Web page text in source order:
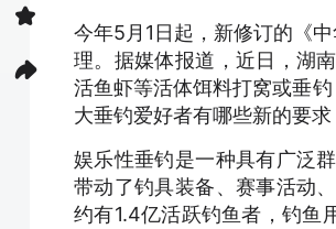
今年5月1日起，新修订的《
理。据媒体报道，近日，湖
活鱼虾等活体饵料打窝或垂
大垂钓爱好者有哪些新的要求
娱乐性垂钓是一种具有广泛
带动了钓具装备、赛事活动
约有1.4亿活跃钓鱼者，钓鱼